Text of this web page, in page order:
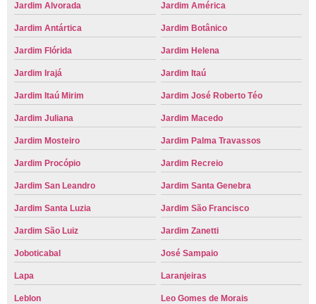
Jardim Alvorada Jardim América
Jardim Antártica Jardim Botânico
Jardim Flórida Jardim Helena
Jardim Irajá Jardim Itaú
Jardim Itaú Mirim Jardim José Roberto Téo
Jardim Juliana Jardim Macedo
Jardim Mosteiro Jardim Palma Travassos
Jardim Procópio Jardim Recreio
Jardim San Leandro Jardim Santa Genebra
Jardim Santa Luzia Jardim São Francisco
Jardim São Luiz Jardim Zanetti
Joboticabal José Sampaio
Lapa Laranjeiras
Leblon Leo Gomes de Morais